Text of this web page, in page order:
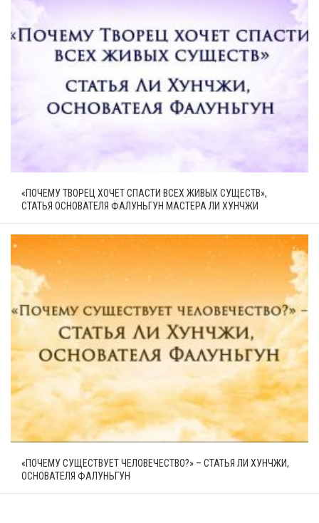
«ПОЧЕМУ ТВОРЕЦ ХОЧЕТ СПАСТИ ВСЕХ ЖИВЫХ СУЩЕСТВ»,
СТАТЬЯ ОСНОВАТЕЛЯ ФАЛУНЬГУН МАСТЕРА ЛИ ХУНЧЖИ
«ПОЧЕМУ СУЩЕСТВУЕТ ЧЕЛОВЕЧЕСТВО?» – СТАТЬЯ ЛИ ХУНЧЖИ,
ОСНОВАТЕЛЯ ФАЛУНЬГУН